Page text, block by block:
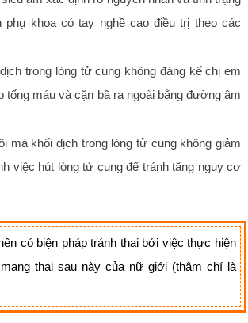
khoa có tay nghề cao điều trị theo các
trong lòng tử cung không đáng kể chị em
máu và cặn bã ra ngoài bằng đường âm
mà khối dịch trong lòng tử cung không giảm
việc hút lòng tử cung để tránh tăng nguy cơ
có biện pháp tránh thai bởi việc thực hiện
thai sau này của nữ giới (thậm chí là